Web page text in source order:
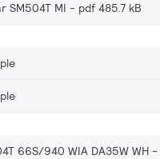
SM504T MI pdf 485.7 kB
66S/940 WIA DA35W WH